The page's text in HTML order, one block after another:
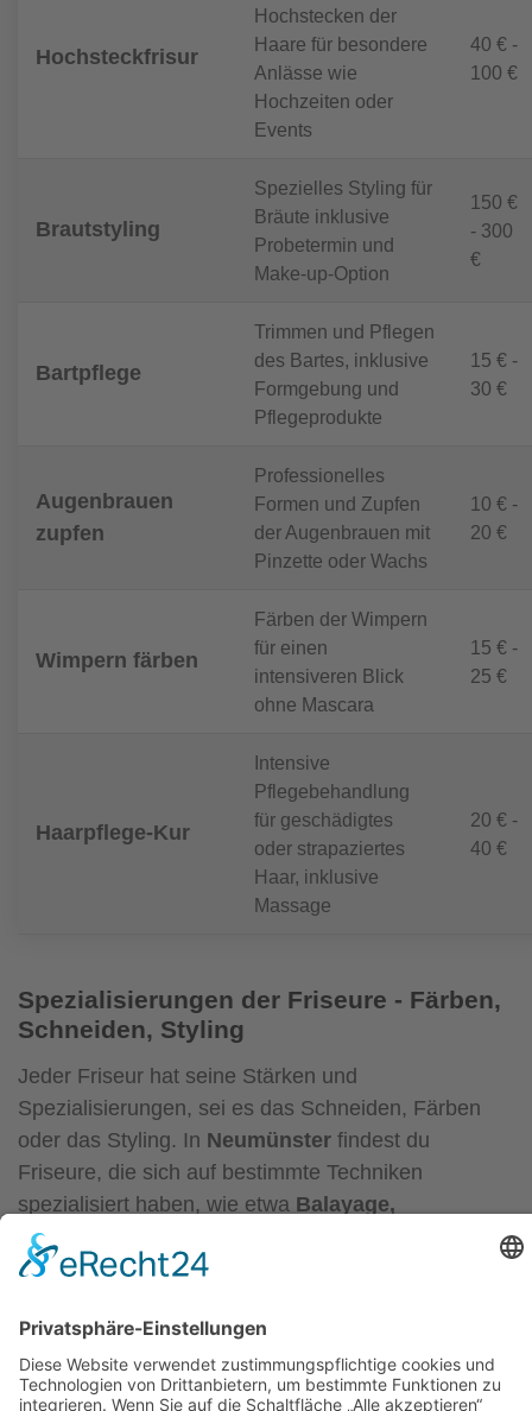
Hochsteckfrisur
Hochstecken der
Haare für besondere
Anlässe wie
Hochzeiten oder
Events
40 € -
100 €
Brautstyling
Spezielles Styling für
Bräute inklusive
Probetermin und
Make-up-Option
150 €
- 300
€
Bartpflege
Trimmen und Pflegen
des Bartes, inklusive
Formgebung und
Pflegeprodukte
15 € -
30 €
Augenbrauen
zupfen
Professionelles
Formen und Zupfen
der Augenbrauen mit
Pinzette oder Wachs
10 € -
20 €
Wimpern färben
Färben der Wimpern
für einen
intensiveren Blick
ohne Mascara
15 € -
25 €
Haarpflege-Kur
Intensive
Pflegebehandlung
für geschädigtes
oder strapaziertes
Haar, inklusive
Massage
20 € -
40 €
Spezialisierungen der Friseure - Färben,
Schneiden, Styling
Jeder Friseur hat seine Stärken und
Spezialisierungen, sei es das Schneiden, Färben
oder das Styling. In Neumünster findest du
Friseure, die sich auf bestimmte Techniken
spezialisiert haben, wie etwa Balayage,
Hochzeitsfrisuren oder Herrenhaarschnitte
Wenn du genau weißt, was du möchtest, ist es
Bereich besonders erfahren ist. So kannst du sicher
sein, dass das Ergebnis perfekt wird und deine
Erwartungen erfüllt.